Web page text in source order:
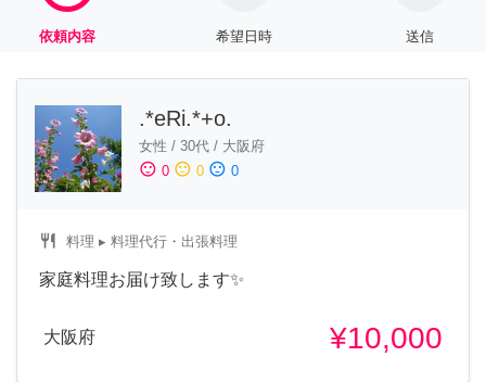
依頼内容 希望日時 送信
.*eRi.*+o.
女性 / 30代 / 大阪府
sentiment_satisfied 0 sentiment_neutral 0 sentiment_dissatisfied 0
restaurant 料理 ▸ 料理代行・出張料理
家庭料理お届け致します✨
大阪府 ¥10,000